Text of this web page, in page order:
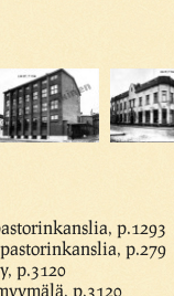
p.1293
p.279
p.3120
p.3120